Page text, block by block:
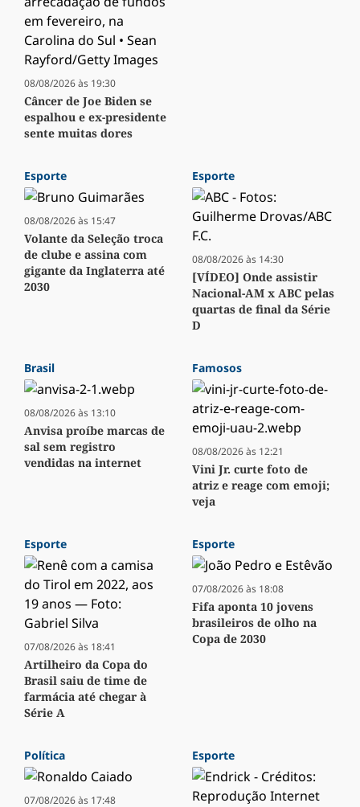
08/08/2026 às 19:30
Câncer de Joe Biden se
espalhou e ex-presidente
sente muitas dores
Esporte
08/08/2026 às 15:47
Volante da Seleção troca
de clube e assina com
gigante da Inglaterra até
2030
Esporte
08/08/2026 às 14:30
[VÍDEO] Onde assistir
Nacional-AM x ABC pelas
quartas de final da Série
D
Brasil
08/08/2026 às 13:10
Anvisa proíbe marcas de
sal sem registro
vendidas na internet
Famosos
08/08/2026 às 12:21
Vini Jr. curte foto de
atriz e reage com emoji;
veja
Esporte
07/08/2026 às 18:41
Artilheiro da Copa do
Brasil saiu de time de
farmácia até chegar à
Série A
Esporte
07/08/2026 às 18:08
Fifa aponta 10 jovens
brasileiros de olho na
Copa de 2030
Política
07/08/2026 às 17:48
Esporte